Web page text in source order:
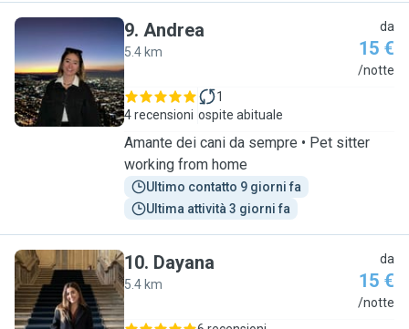
A
9. Andrea
5.4 km
da
15 €
/notte
4 recensioni
1
ospite abituale
Amante dei cani da sempre • Pet sitter
working from home
Ultimo contatto 9 giorni fa
Ultima attività 3 giorni fa
D
10. Dayana
5.4 km
da
15 €
/notte